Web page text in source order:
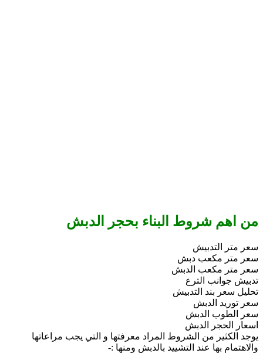
من اهم شروط البناء بحجر الدبش
سعر متر التدبيش
سعر متر مكعب دبش
سعر متر مكعب الدبش
تدبيش جوانب الترع
تحليل سعر بند التدبيش
سعر توريد الدبش
سعر الطوب الدبش
اسعار الحجر الدبش
يوجد الكثير من الشروط المراد معرفتها و التي يجب مراعاتها
والاهتمام بها عند التشييد بالدبش ومنها :-